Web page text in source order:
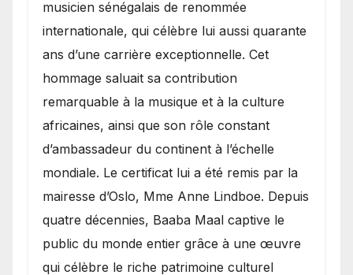
musicien sénégalais de renommée
internationale, qui célèbre lui aussi quarante
ans d’une carrière exceptionnelle. Cet
hommage saluait sa contribution
remarquable à la musique et à la culture
africaines, ainsi que son rôle constant
d’ambassadeur du continent à l’échelle
mondiale. Le certificat lui a été remis par la
mairesse d’Oslo, Mme Anne Lindboe. Depuis
quatre décennies, Baaba Maal captive le
public du monde entier grâce à une œuvre
qui célèbre le riche patrimoine culturel